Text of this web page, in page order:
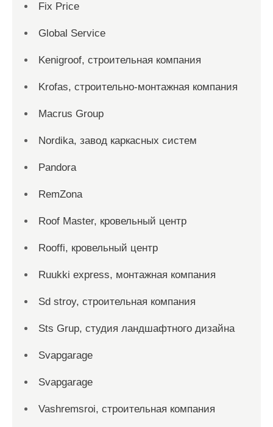
Fix Price
Global Service
Kenigroof, строительная компания
Krofas, строительно-монтажная компания
Macrus Group
Nordika, завод каркасных систем
Pandora
RemZona
Roof Master, кровельный центр
Rooffi, кровельный центр
Ruukki express, монтажная компания
Sd stroy, строительная компания
Sts Grup, студия ландшафтного дизайна
Svapgarage
Svapgarage
Vashremsroi, строительная компания